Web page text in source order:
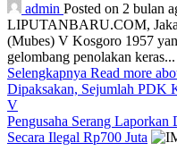
admin Posted on 2 bulan
LIPUTANBARU.COM,
(Mubes) V Kosgoro 1957
gelombang penolakan keras...
Selengkapnya Read more
Dipaksakan, Sejumlah PDK
V
Pengusaha Serang
Secara Ilegal Rp700 Juta